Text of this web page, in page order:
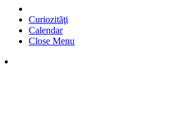
Curiozităţi
Calendar
Close Menu